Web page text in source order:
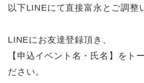
以下LINEにて直接富永とご調整
LINEにお友達登録頂き、
【申込イベント名・氏名】をト
ださい。